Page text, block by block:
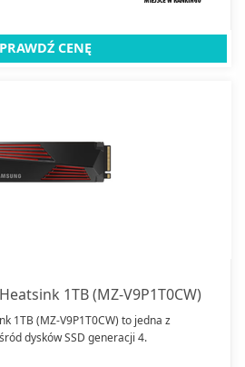
CENĘ
1TB (MZ-V9P1T0CW)
1TB (MZ-V9P1T0CW) to jedna z
dysków SSD generacji 4.